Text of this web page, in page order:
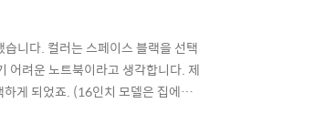
니다. 컬러는 스페이스 블랙을 선택
어려운 노트북이라고 생각합니다. 제
게 되었죠. (16인치 모델은 집에서
로 14인치 스페이스 블랙 M3 Pro